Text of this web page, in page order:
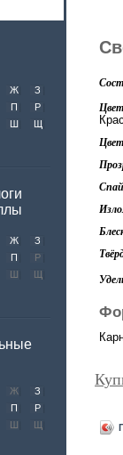
Ж
З
П
Р
Ш
Щ
Ж
З
П
Р
Ш
Щ
Ж
З
П
Р
Ш
Щ